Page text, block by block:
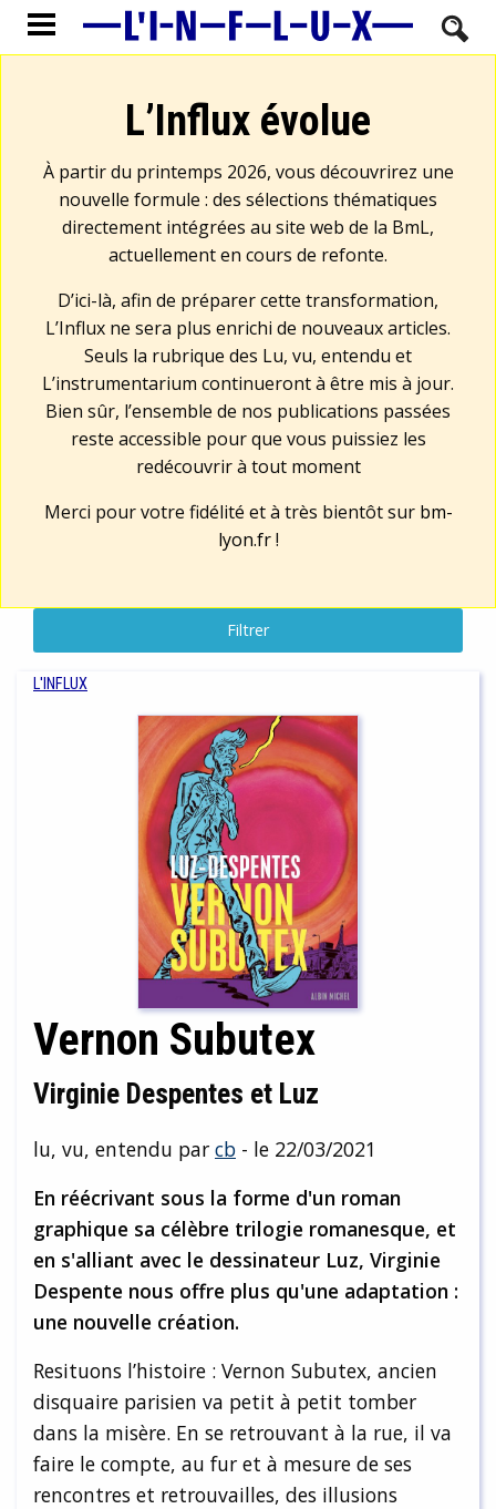
L’Influx évolue
À partir du printemps 2026, vous découvrirez une
nouvelle formule : des sélections thématiques
directement intégrées au site web de la BmL,
actuellement en cours de refonte.
D’ici-là, afin de préparer cette transformation,
L’Influx ne sera plus enrichi de nouveaux articles.
Seuls la rubrique des Lu, vu, entendu et
L’instrumentarium continueront à être mis à jour.
Bien sûr, l’ensemble de nos publications passées
reste accessible pour que vous puissiez les
redécouvrir à tout moment
Merci pour votre fidélité et à très bientôt sur bm-
lyon.fr!
Filtrer
L'INFLUX
Vernon Subutex
Virginie Despentes et Luz
lu, vu, entendu par cb - le 22/03/2021
En réécrivant sous la forme d'un roman
graphique sa célèbre trilogie romanesque, et
en s'alliant avec le dessinateur Luz, Virginie
Despente nous offre plus qu'une adaptation :
une nouvelle création.
Resituons l’histoire : Vernon Subutex, ancien
disquaire parisien va petit à petit tomber
dans la misère. En se retrouvant à la rue, il va
faire le compte, au fur et à mesure de ses
rencontres et retrouvailles, des illusions